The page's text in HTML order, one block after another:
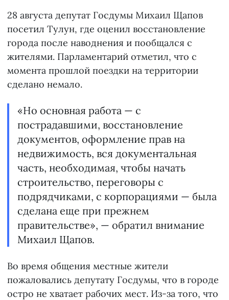
28 августа депутат Госдумы Михаил Щапов
посетил Тулун, где оценил восстановление
города после наводнения и пообщался с
жителями. Парламентарий отметил, что с
момента прошлой поездки на территории
сделано немало.
«Но основная работа — с
пострадавшими, восстановление
документов, оформление прав на
недвижимость, вся документальная
часть, необходимая, чтобы начать
строительство, переговоры с
подрядчиками, с корпорациями — была
сделана еще при прежнем
правительстве», — обратил внимание
Михаил Щапов.
Во время общения местные жители
пожаловались депутату Госдумы, что в городе
остро не хватает рабочих мест. Из-за того, что